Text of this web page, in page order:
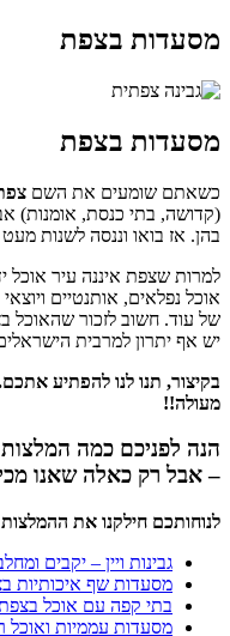
מסעדות בצפת
מסעדות בצפת
כשאתם שומעים את השםצפת
(קדושה, בתי כנסת, אומנות)
בהן. אז בואו וננסה לשנות
למרות שצפת איננה עיר
אוכל נפלאים, אותנטיים
של עוד. חשוב לזכור שהאוכל
יש אף יתרון למרבית
בקיצור, תנו לנו להפתיע
מעולה!!
הנה לפניכם כמה
– אבל רק כאלה שאנו
לנוחותכם חילקנו את ההמלצות
גבינות ויין – יקבים
מסעדות שף איכותיות
בתי קפה עם אוכל בצפת
מסעדות עממיות ואוכל